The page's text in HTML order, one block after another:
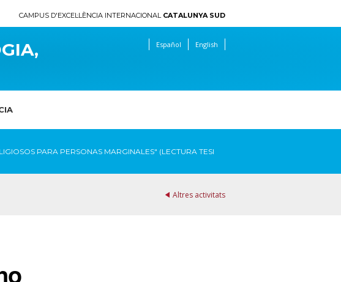
CAMPUS D'EXCEL·LÈNCIA INTERNACIONAL CATALUNYA SUD
Español English
PARA PERSONAS MARGINALES" (LECTURA TESI
Altres activitats